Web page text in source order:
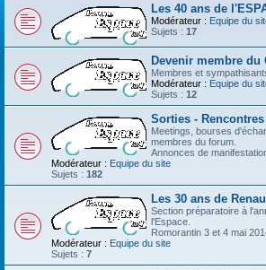
Les 40 ans de
Modérateur : Equipe du
Sujets : 17
Devenir membre du
Membres et
Modérateur : Equipe du
Sujets : 12
Sorties -
Meetings, bourses
membres du forum.
Annonces de
Modérateur : Equipe du site
Sujets : 182
Les 30 ans de
Section préparatoire à
l'Espace.
Romorantin 3 et 4 mai
Modérateur : Equipe du site
Sujets : 7